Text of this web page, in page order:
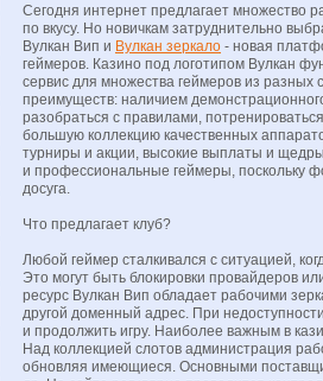
Сегодня интернет предлагает множество
по вкусу. Но новичкам затруднительно
Вулкан Вип и Вулкан зеркало - новая
геймеров. Казино под логотипом Вулкан
сервис для множества геймеров из
преимуществ: наличием
разобраться с правилами,
большую коллекцию качественных
турниры и акции, высокие выплаты и
и профессиональные геймеры, поскольку
досуга.
Что предлагает клуб?
Любой геймер сталкивался с ситуацией,
Это могут быть блокировки провайдеров
ресурс Вулкан Вип обладает рабочими
другой доменный адрес. При
и продолжить игру. Наиболее важным в
Над коллекцией слотов администрация
обновляя имеющиеся. Основными